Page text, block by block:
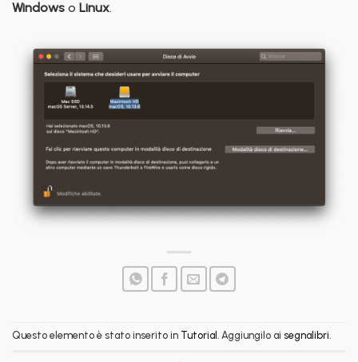
Windows o Linux.
Questo elemento è stato inserito in Tutorial . Aggiungilo ai segnalibri.